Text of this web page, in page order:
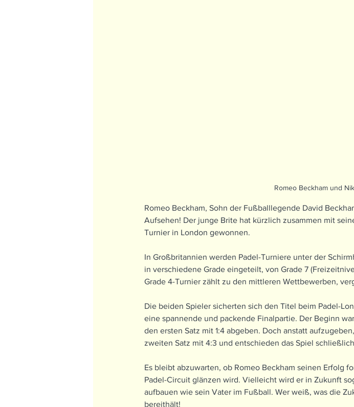
Romeo Beckham und
Romeo Beckham, Sohn der Fußballlegende David
Aufsehen! Der junge Brite hat kürzlich zusammen mit
Turnier in London gewonnen.
In Großbritannien werden Padel-Turniere unter der
in verschiedene Grade eingeteilt, von Grade 7
Grade 4-Turnier zählt zu den mittleren Wettbewerben,
Die beiden Spieler sicherten sich den Titel beim Padel-
eine spannende und packende Finalpartie. Der Beginn
den ersten Satz mit 1:4 abgeben. Doch anstatt
zweiten Satz mit 4:3 und entschieden das Spiel
Es bleibt abzuwarten, ob Romeo Beckham seinen Erfolg
Padel-Circuit glänzen wird. Vielleicht wird er in Zukunft
aufbauen wie sein Vater im Fußball. Wer weiß, was die
bereithält!